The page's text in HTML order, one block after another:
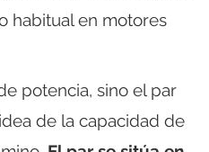
habitual en motores
potencia, sino el par
de la capacidad de